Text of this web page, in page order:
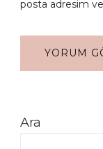
posta adresim
Ara